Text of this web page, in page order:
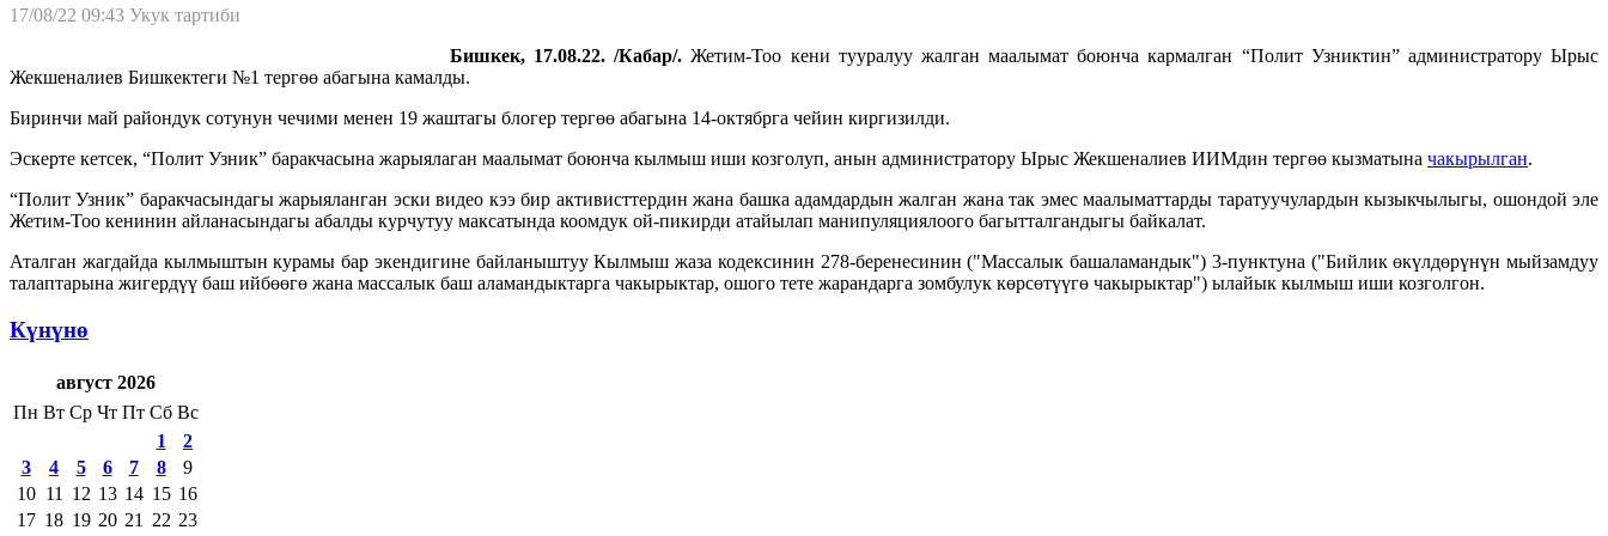
17/08/22 09:43 Укук тартиби
Бишкек, 17.08.22. /Кабар/.Жетим-Тоо кени тууралуу жалган маалымат боюнча кармалган “Полит Узниктин” администратору Ырыс
Жекшеналиев Бишкектеги №1 тергөө абагына камалды.
Биринчи май райондук сотунун чечими менен 19 жаштагы блогер тергөө абагына 14-октябрга чейин киргизилди.
Эскерте кетсек, “Полит Узник” баракчасына жарыялаган маалымат боюнча кылмыш иши козголуп, анын администратору Ырыс Жекшеналиев ИИМдин тергөө кызматына чакырылган.
“Полит Узник” баракчасындагы жарыяланган эски видео кээ бир активисттердин жана башка адамдардын жалган жана так эмес маалыматтарды таратуучулардын кызыкчылыгы, ошондой эле
Жетим-Тоо кенинин айланасындагы абалды курчутуу максатында коомдук ой-пикирди атайылап манипуляциялоого багытталгандыгы байкалат.
Аталган жагдайда кылмыштын курамы бар экендигине байланыштуу Кылмыш жаза кодексинин 278-беренесинин ("Массалык башаламандык") 3-пунктуна ("Бийлик өкүлдөрүнүн мыйзамдуу
талаптарына жигердүү баш ийбөөгө жана массалык баш аламандыктарга чакырыктар, ошого тете жарандарга зомбулук көрсөтүүгө чакырыктар") ылайык кылмыш иши козголгон.
Күнүнө
август 2026
Пн Вт Ср Чт Пт Сб Вс
1
2
3
4 5 6 7 8
9
10 11 12 13 14 15 16
17 18 19 20 21 22 23